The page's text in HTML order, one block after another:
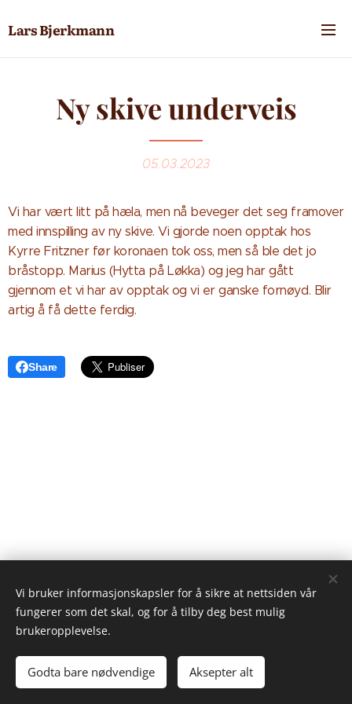
Lars Bjerkmann
Ny skive underveis
05.03.2023
Vi har vært litt på hæla, men nå beveger det seg framover
med innspilling av ny skive. Vi gjorde noen opptak hos
Kyrre Fritzner før koronaen tok oss, men så ble det jo
bråstopp. Marius (Hytta på Løkka) og jeg har gått
gjennom et vi har av opptak og vi er ganske fornøyd. Blir
artig å få dette ferdig.
Share
© 2023 Lars Bjerkmann
Webnode Informasjonskapsler
Vi bruker informasjonskapsler for å sikre at nettsiden vår
fungerer som det skal, og for å tilby deg best mulig
brukeropplevelse.
Godta bare nødvendige Aksepter alt